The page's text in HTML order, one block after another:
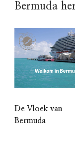
Bermuda
De Vloek van
Bermuda